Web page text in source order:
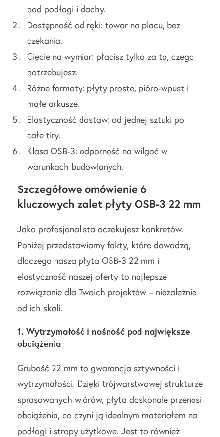
pod podłogi i dachy.
Dostępność od ręki: towar na placu, bez
czekania.
Cięcie na wymiar: płacisz tylko za to, czego
potrzebujesz.
Różne formaty: płyty proste, pióro-wpust i
małe arkusze.
Elastyczność dostaw: od jednej sztuki po
całe tiry.
Klasa OSB-3: odporność na wilgoć w
warunkach budowlanych.
Szczegółowe omówienie 6
kluczowych zalet płyty OSB-3 22 mm
Jako profesjonalista oczekujesz konkretów.
Poniżej przedstawiamy fakty, które dowodzą,
dlaczego nasza płyta OSB-3 22 mm i
elastyczność naszej oferty to najlepsze
rozwiązanie dla Twoich projektów – niezależnie
od ich skali.
1. Wytrzymałość i nośność pod największe
obciążenia
Grubość 22 mm to gwarancja sztywności i
wytrzymałości. Dzięki trójwarstwowej strukturze
sprasowanych wiórów, płyta doskonale przenosi
obciążenia, co czyni ją idealnym materiałem na
podłogi i stropy użytkowe. Jest to również